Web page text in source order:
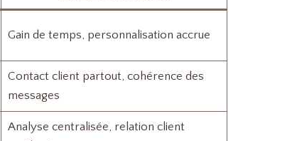
Gain de temps, personnalisation accrue
Contact client partout, cohérence des
messages
Analyse centralisée, relation client